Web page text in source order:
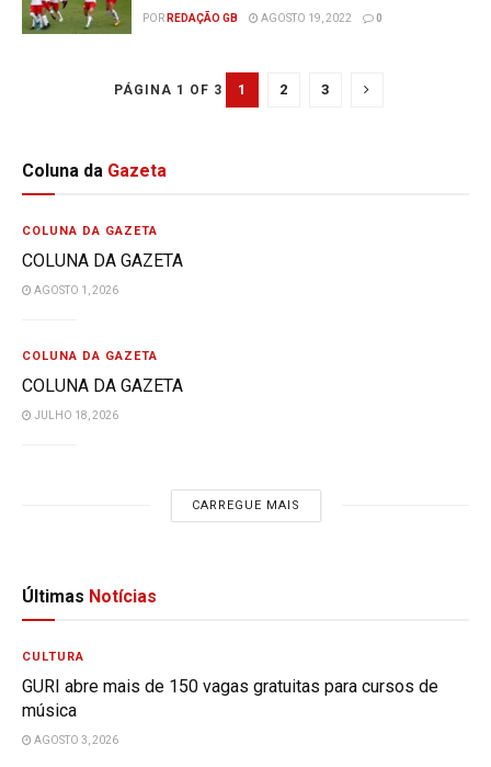
POR REDAÇÃO GB AGOSTO 19, 2022 0
PÁGINA 1 OF 3 1 2 3
Coluna da Gazeta
COLUNA DA GAZETA
COLUNA DA GAZETA
AGOSTO 1, 2026
COLUNA DA GAZETA
COLUNA DA GAZETA
JULHO 18, 2026
CARREGUE MAIS
Últimas Notícias
CULTURA
GURI abre mais de 150 vagas gratuitas para cursos de
música
AGOSTO 3, 2026